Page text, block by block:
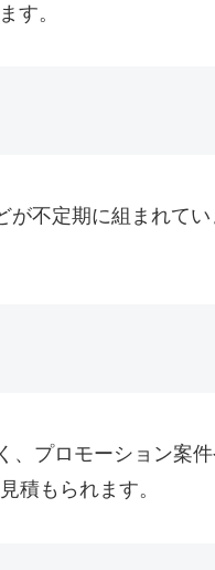
す。
不定期に組まれて
、プロモーション案
積もられます。